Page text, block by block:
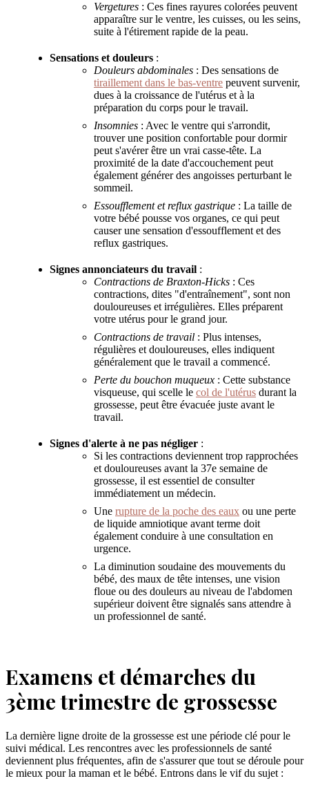
Vergetures : Ces fines rayures colorées peuvent
apparaître sur le ventre, les cuisses, ou les seins,
suite à l'étirement rapide de la peau.
Sensations et douleurs :
Douleurs abdominales : Des sensations de
tiraillement dans le bas-ventre peuvent survenir,
dues à la croissance de l'utérus et à la
préparation du corps pour le travail.
Insomnies : Avec le ventre qui s'arrondit,
trouver une position confortable pour dormir
peut s'avérer être un vrai casse-tête. La
proximité de la date d'accouchement peut
également générer des angoisses perturbant le
sommeil.
Essoufflement et reflux gastrique : La taille de
votre bébé pousse vos organes, ce qui peut
causer une sensation d'essoufflement et des
reflux gastriques.
Signes annonciateurs du travail :
Contractions de Braxton-Hicks : Ces
contractions, dites "d'entraînement", sont non
douloureuses et irrégulières. Elles préparent
votre utérus pour le grand jour.
Contractions de travail : Plus intenses,
régulières et douloureuses, elles indiquent
généralement que le travail a commencé.
Perte du bouchon muqueux : Cette substance
visqueuse, qui scelle le col de l'utérus durant la
grossesse, peut être évacuée juste avant le
travail.
Signes d'alerte à ne pas négliger :
Si les contractions deviennent trop rapprochées
et douloureuses avant la 37e semaine de
grossesse, il est essentiel de consulter
immédiatement un médecin.
Une rupture de la poche des eaux ou une perte
de liquide amniotique avant terme doit
également conduire à une consultation en
urgence.
La diminution soudaine des mouvements du
bébé, des maux de tête intenses, une vision
floue ou des douleurs au niveau de l'abdomen
supérieur doivent être signalés sans attendre à
un professionnel de santé.
Examens et démarches du
3ème trimestre de grossesse
La dernière ligne droite de la grossesse est une période clé pour le
suivi médical. Les rencontres avec les professionnels de santé
deviennent plus fréquentes, afin de s'assurer que tout se déroule pour
le mieux pour la maman et le bébé. Entrons dans le vif du sujet :